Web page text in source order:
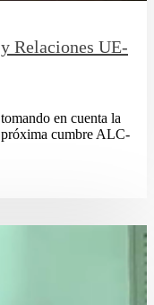
Relaciones UE-
en cuenta la
cumbre ALC-